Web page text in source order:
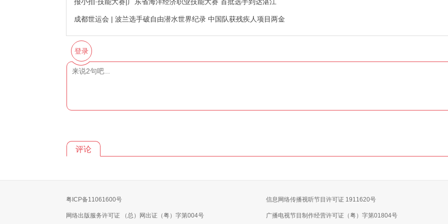
成都世运会 | 波兰选手破自由潜水世界纪录 中国队获残疾人项目两金
登录
评论
粤ICP备11061600号 信息网络传播视听节目许可证 1911620号
网络出版服务许可证 （总）网出证（粤）字第004号 广播电视节目制作经营许可证（粤）字第01804号